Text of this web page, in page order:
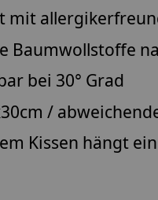
mit
Baumwollstoffe
bei 30° Grad
/
Kissen hängt ein